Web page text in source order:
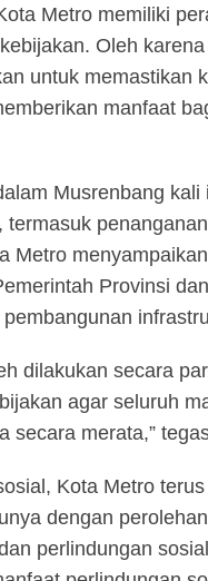
Metro memiliki
Oleh
untuk memastikan
manfaat
Musrenbang kali
termasuk
Metro
Provinsi
dilakukan secara
agar seluruh
secara merata,”
Kota Metro
dengan
perlindungan